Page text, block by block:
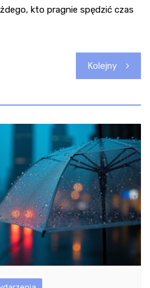
kto pragnie spędzić czas
Kolejny